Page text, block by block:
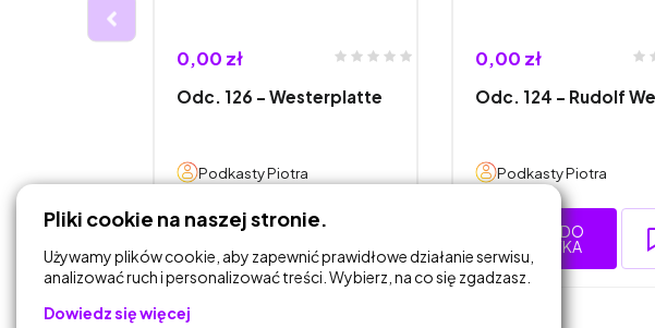
0,00 zł
Odc. 126 - Westerplatte
Podkasty Piotra
DODAJ DO
KOSZYKA
0,00 zł
Odc. 124 - Rudolf
Podkasty Piotra
DODAJ DO
KOSZYKA
Pliki cookie na naszej stronie.
Używamy plików cookie, aby zapewnić prawidłowe działanie serwisu,
analizować ruch i personalizować treści. Wybierz, na co się zgadzasz.
Dowiedz się więcej